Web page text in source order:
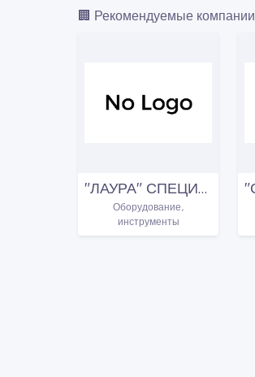
🏢 Рекомендуемые компании
"ЛАУРА" СПЕЦИАЛИЗИРОВАННЫЙ МАГАЗИН ТОВАРОВ ДЛЯ ПАРИКМАХЕРСКИХ
Оборудование,
инструменты